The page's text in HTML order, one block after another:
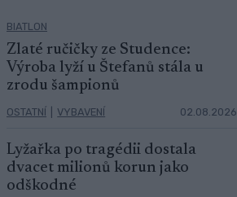
BIATLON
Zlaté ručičky ze Studence:
Výroba lyží u Štefanů stála u
zrodu šampionů
OSTATNÍ VYBAVENÍ 02.08.2026
Lyžařka po tragédii dostala
dvacet milionů korun jako
odškodné